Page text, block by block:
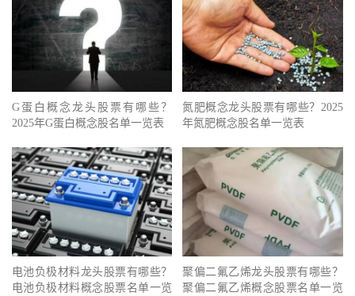
G蛋白概念龙头股票有哪些？
2025年G蛋白概念股名单一览表
氮肥概念龙头股票有哪些？2025
年氮肥概念股名单一览表
电池负极材料龙头股票有哪些？
电池负极材料概念股票名单一览
聚偏二氟乙烯龙头股票有哪些？
聚偏二氟乙烯概念股票名单一览